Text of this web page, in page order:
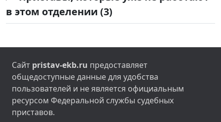
в этом отделении (3)
Сайт pristav-ekb.ru предоставляет
общедоступные данные для удобства
пользователей и не является официальным
ресурсом Федеральной службы судебных
приставов.